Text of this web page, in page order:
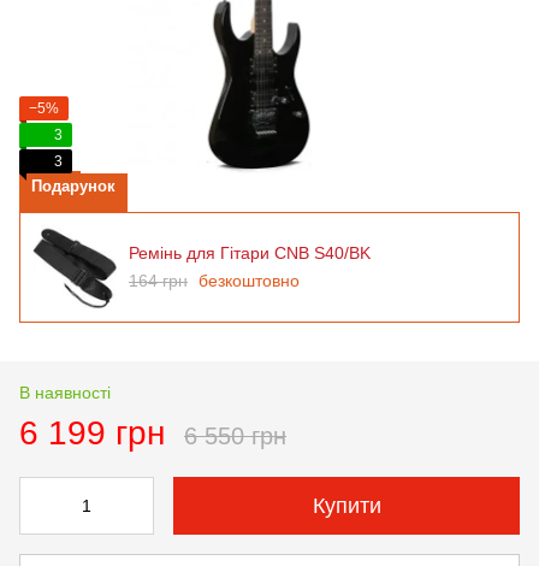
−5%
3
3
Подарунок
Ремінь для Гітари CNB S40/BK
164 грн безкоштовно
В наявності
6 199 грн 6 550 грн
Купити